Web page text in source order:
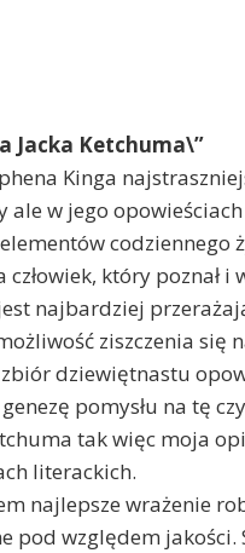
Jacka Ketchuma\”
Kinga
ale w jego
codziennego
człowiek, który poznał
najbardziej
ziszczenia
dziewiętnastu
pomysłu na tę
tak więc moja
literackich.
najlepsze wrażenie
pod względem